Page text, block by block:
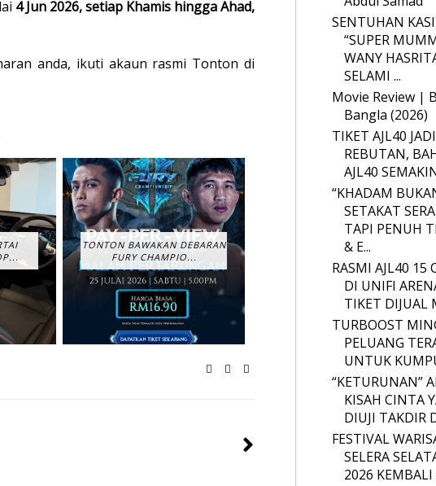
4 Jun 2026, setiap Khamis hingga Ahad,
anda, ikuti akaun rasmi Tonton di
TONTON BAWAKAN DEBARAN
FURY CHAMPIO...
SENTUHAN
“SUPER
WANY
SELAMI ...
Movie Review |
Bangla (2026)
TIKET AJL40 JADI
REBUTAN,
AJL40
“KHADAM
SETAKAT
TAPI PENUH
& E...
RASMI AJL40 15
DI UNIFI
TIKET DIJUAL
TURBOOST
PELUANG
UNTUK
“KETURUNAN”
KISAH CINTA
DIUJI TAKDIR
FESTIVAL
SELERA
2026 KEMBALI